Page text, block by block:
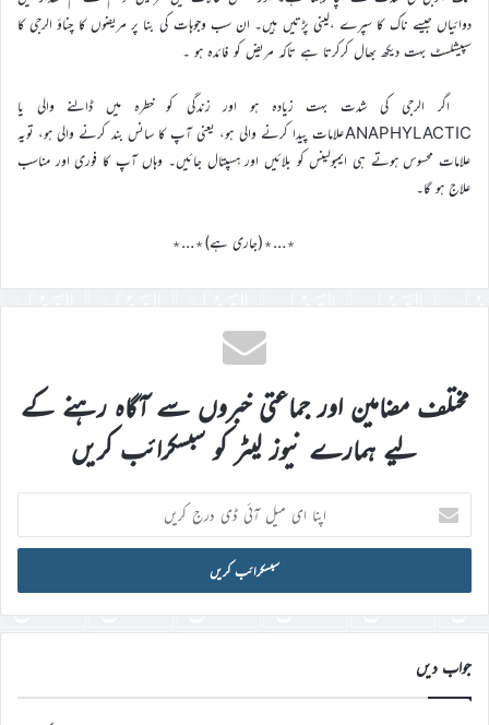
دوائیاں جیسے ناک کا سپرے ،لینی پڑتیں ہیں۔ ان سب وجوہات کی بنا پر مریضوں کا چناؤ الرجی کا
سپیشلسٹ بہت دیکھ بھال کرکرتا ہے تاکہ مریض کو فائدہ ہو ۔
اگر الرجی کی شدت بہت زیادہ ہو اور زندگی کو خطرہ میں ڈالنے والی یا
ANAPHYLACTICعلامات پیدا کرنے والی ہو، یعنی آپ کا سانس بند کرنے والی ہو، تویہ
علامات محسوس ہوتے ہی ایمبولینس کو بلائیں اور ہسپتال جائیں۔ وہاں آپ کا فوری اور مناسب
علاج ہو گا۔
٭…٭(جاری ہے)٭…٭
مختلف مضامین اور جماعتی خبروں سے آگاہ رہنے کے
لیے ہمارے نیوز لیٹر کو سبسکرائب کریں
اپنا
ای
میل
ڈی
درج
کریں
جواب دیں